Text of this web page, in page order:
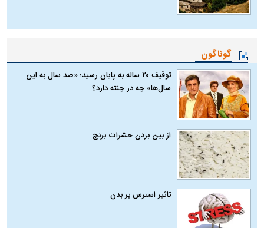
گوناگون
توقیف ۲۰ ساله به پایان رسید؛ «صد سال به این
سال‌ها» چه در چنته دارد؟
از بین بردن حشرات برنج
تاثیر استرس بر بدن